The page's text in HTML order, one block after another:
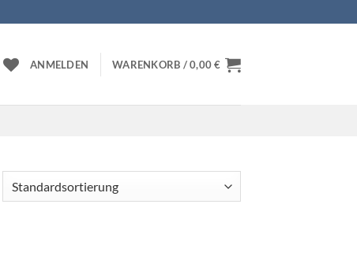
ANMELDEN WARENKORB /0,00€